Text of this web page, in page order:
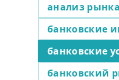
анализ рынка
банковские
банковские
банковский